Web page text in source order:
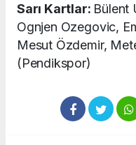
Sarı Kartlar: Bülent
Ognjen Ozegovic,
Mesut Özdemir,
(Pendikspor)